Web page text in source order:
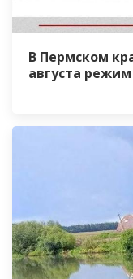
В Пермском
августа